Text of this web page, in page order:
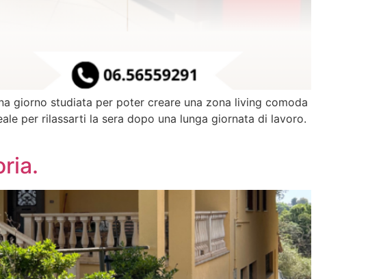
giorno studiata per poter creare una zona living comoda
per rilassarti la sera dopo una lunga giornata di lavoro.